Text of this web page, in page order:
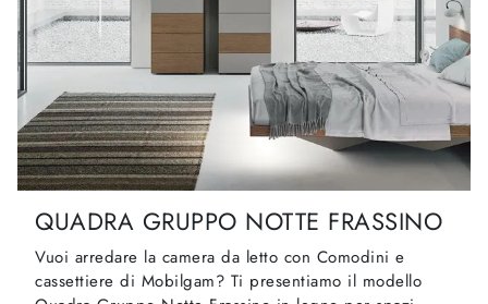
QUADRA GRUPPO NOTTE FRASSINO
Vuoi arredare la camera da letto con Comodini e
cassettiere di Mobilgam? Ti presentiamo il modello